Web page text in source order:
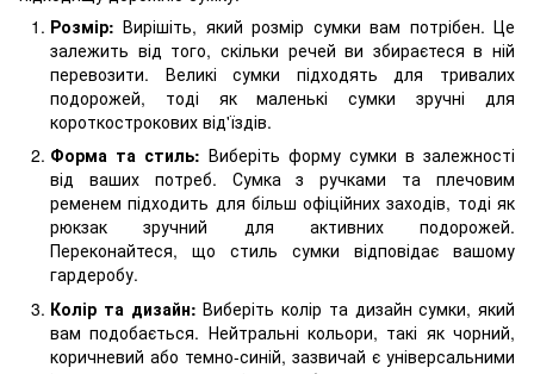
Розмір: Вирішіть, який розмір сумки вам потрібен. Це
залежить від того, скільки речей ви збираєтеся в ній
перевозити. Великі сумки підходять для тривалих
подорожей, тоді як маленькі сумки зручні для
короткострокових від'їздів.
Форма та стиль: Виберіть форму сумки в залежності
від ваших потреб. Сумка з ручками та плечовим
ременем підходить для більш офіційних заходів, тоді як
рюкзак зручний для активних подорожей.
Переконайтеся, що стиль сумки відповідає вашому
гардеробу.
Колір та дизайн: Виберіть колір та дизайн сумки, який
вам подобається. Нейтральні кольори, такі як чорний,
коричневий або темно-синій, зазвичай є універсальними